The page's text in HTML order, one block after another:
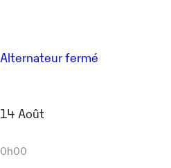
Alternateur fermé
14 Août
0h00